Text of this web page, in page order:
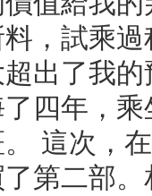
，試乘
出了我
四年，
這次，
第二部